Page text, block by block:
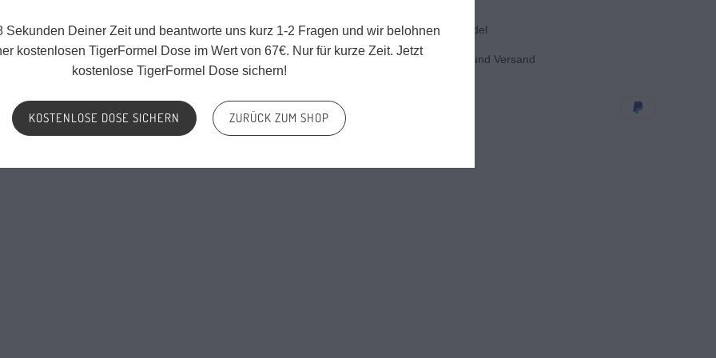
+49 1579 2661414
Kontaktformular
AGB
Kontakt
Großhandel
Zahlung und Versand
Sekunden Deiner Zeit und beantworte uns kurz 1-2 Fragen und wir belohnen
kostenlosen TigerFormel Dose im Wert von 67€. Nur für kurze Zeit. Jetzt
kostenlose TigerFormel Dose sichern!
KOSTENLOSE DOSE SICHERN ZURÜCK ZUM SHOP